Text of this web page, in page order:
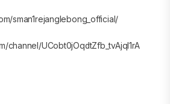
sman1rejanglebong_official/
channel/UCobt0jOqdtZfb_tvAjql1rA